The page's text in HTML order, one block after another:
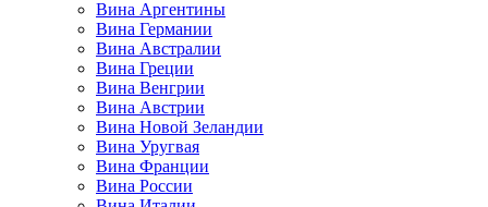
Вина Аргентины
Вина Германии
Вина Австралии
Вина Греции
Вина Венгрии
Вина Австрии
Вина Новой Зеландии
Вина Уругвая
Вина Франции
Вина России